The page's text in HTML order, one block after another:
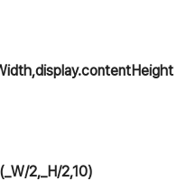
2,_H/2,10)